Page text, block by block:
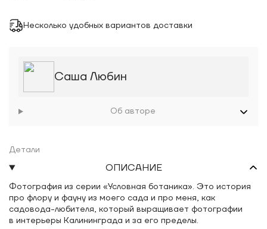
Несколько удобных вариантов доставки
Саша Любин
Об авторе
Детали
ОПИСАНИЕ
Фотография из серии «Условная ботаника». Это история
про флору и фауну из моего сада и про меня, как
садовода-любителя, который выращивает фотографии
в интерьеры Калининграда и за его пределы.